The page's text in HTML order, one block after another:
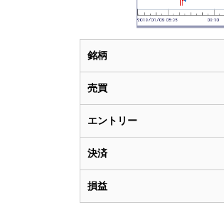
銘柄
売買
エントリー
決済
損益